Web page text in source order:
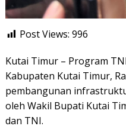
Post Views: 996
Kutai Timur – Program
Kabupaten Kutai Timur,
pembangunan
oleh Wakil Bupati Kutai
dan TNI.